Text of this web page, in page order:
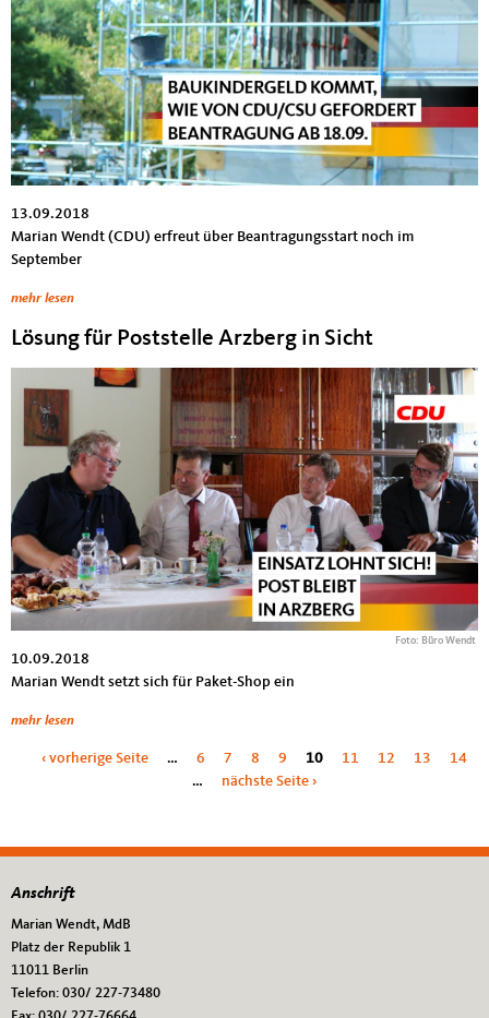
13.09.2018
Marian Wendt (CDU) erfreut über Beantragungsstart noch im
September
mehr lesen
Lösung für Poststelle Arzberg in Sicht
Foto: Büro Wendt
10.09.2018
Marian Wendt setzt sich für Paket-Shop ein
mehr lesen
Seiten
‹ vorherige Seite … 6 7 8 9 10 11 12 13
14
…
nächste Seite ›
Fußbereich
Anschrift
Marian Wendt, MdB
Platz der Republik 1
11011 Berlin
Telefon: 030/ 227-73480